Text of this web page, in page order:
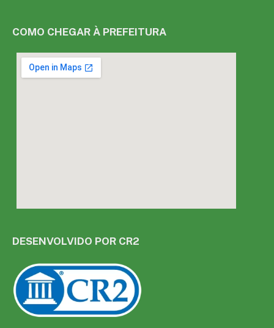
COMO CHEGAR À PREFEITURA
DESENVOLVIDO POR CR2